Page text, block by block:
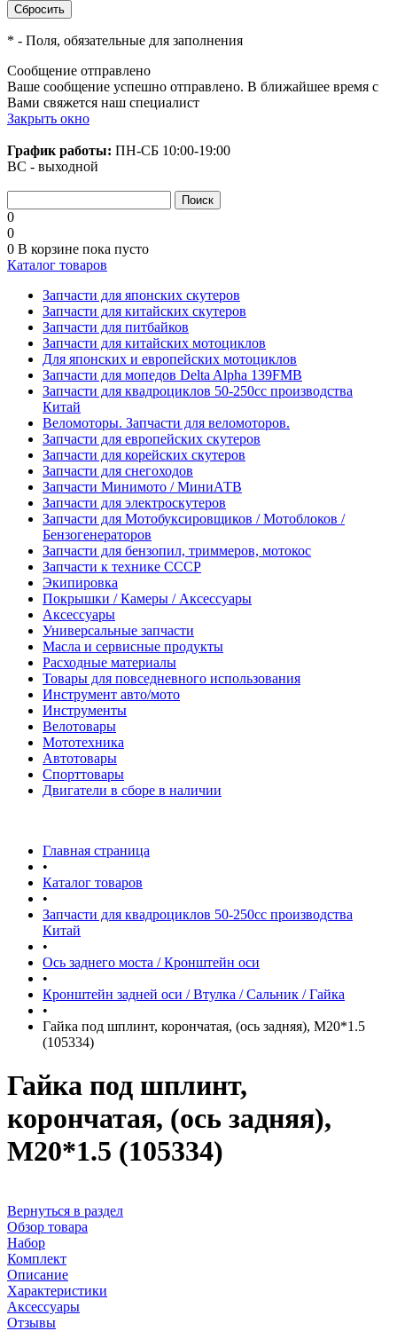
* - Поля, обязательные для заполнения
Сообщение отправлено
Ваше сообщение успешно отправлено. В ближайшее время с
Вами свяжется наш специалист
Закрыть окно
График работы: ПН-СБ 10:00-19:00
ВС - выходной
0
0
0 В корзине пока пусто
Каталог товаров
Запчасти для японских скутеров
Запчасти для китайских скутеров
Запчасти для питбайков
Запчасти для китайских мотоциклов
Для японских и европейских мотоциклов
Запчасти для мопедов Delta Alpha 139FMB
Запчасти для квадроциклов 50-250сс производства
Китай
Веломоторы. Запчасти для веломоторов.
Запчасти для европейских скутеров
Запчасти для корейских скутеров
Запчасти для снегоходов
Запчасти Минимото / МиниАТВ
Запчасти для электроскутеров
Запчасти для Мотобуксировщиков / Мотоблоков /
Бензогенераторов
Запчасти для бензопил, триммеров, мотокос
Запчасти к технике СССР
Экипировка
Покрышки / Камеры / Аксессуары
Аксессуары
Универсальные запчасти
Масла и сервисные продукты
Расходные материалы
Товары для повседневного использования
Инструмент авто/мото
Инструменты
Велотовары
Мототехника
Автотовары
Спорттовары
Двигатели в сборе в наличии
Главная страница
•
Каталог товаров
•
Запчасти для квадроциклов 50-250сс производства
Китай
•
Ось заднего моста / Кронштейн оси
•
Кронштейн задней оси / Втулка / Сальник / Гайка
•
Гайка под шплинт, корончатая, (ось задняя), M20*1.5
(105334)
Гайка под шплинт,
корончатая, (ось задняя),
M20*1.5 (105334)
Вернуться в раздел
Обзор товара
Набор
Комплект
Описание
Характеристики
Аксессуары
Отзывы